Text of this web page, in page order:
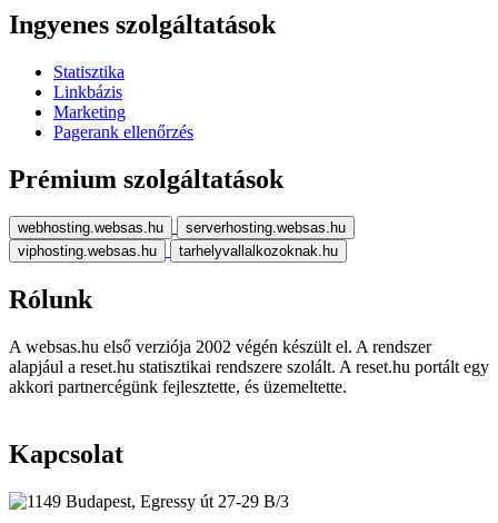
Ingyenes szolgáltatások
Statisztika
Linkbázis
Marketing
Pagerank ellenőrzés
Prémium szolgáltatások
webhosting.websas.hu
serverhosting.websas.hu
viphosting.websas.hu
tarhelyvallalkozoknak.hu
Rólunk
A websas.hu első verziója 2002 végén készült el. A rendszer
alapjául a reset.hu statisztikai rendszere szolált. A reset.hu portált egy
akkori partnercégünk fejlesztette, és üzemeltette.
Kapcsolat